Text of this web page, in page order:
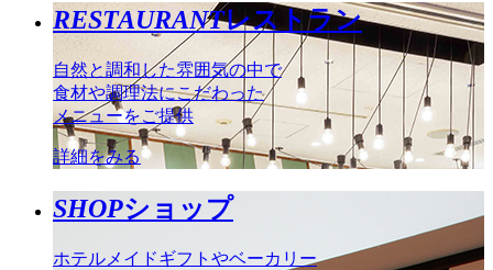
RESTAURANTレストラン
自然と調和した雰囲気の中で
食材や調理法にこだわった
メニューをご提供
詳細をみる
SHOPショップ
ホテルメイドギフトやベーカリー